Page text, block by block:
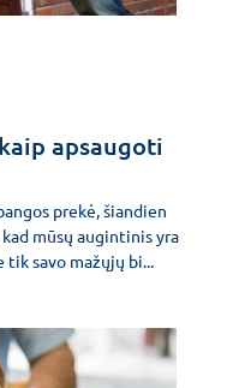
apsaugoti
prekė, šiandien
mūsų augintinis yra
tik savo mažųjų bi...